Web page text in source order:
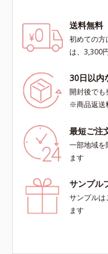
送料無料
初めての
は、3,300
30日以内
開封後で
※商品返送
最短ご注
一部地域を
ます
サンプル
サンプルは
ます